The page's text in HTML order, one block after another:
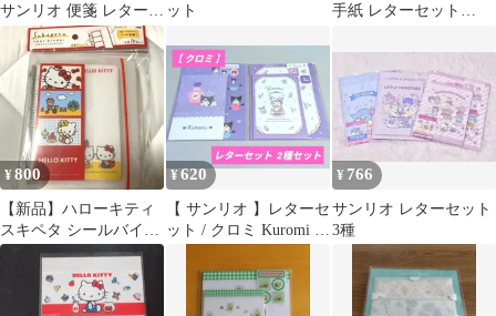
サンリオ 便箋 レターセ
ット 手紙 シール付き！
ット
手紙 レターセット
¥800
【新品】ハローキティ
スキペタ シールバイン
ダー Sukipeta シール帳
¥620
【 サンリオ 】レターセ
ット / クロミ Kuromi 2
種セット
¥ 766
サンリオ レターセット
3種